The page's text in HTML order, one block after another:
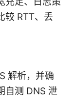
较 RTT、丢
解析，并确
自测 DNS 泄